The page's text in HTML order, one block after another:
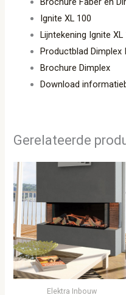
Ignite XL 100
Lijntekening Ignite XL
Productblad Dimplex
Brochure Dimplex
Download
Gerelateerde
Elektra Inbouw